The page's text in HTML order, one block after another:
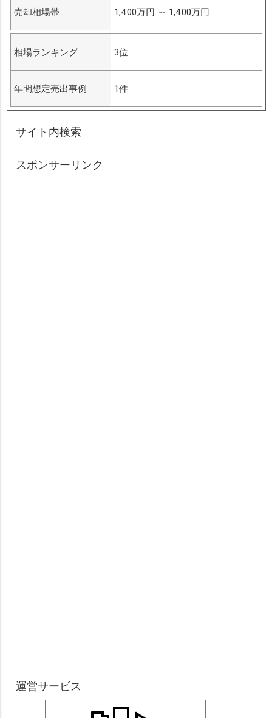
売却相場帯 1,400万円 ～ 1,400万円
相場ランキング 3位
年間想定売出事例 1件
サイト内検索
スポンサーリンク
運営サービス